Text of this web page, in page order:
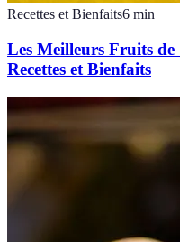
Recettes et Bienfaits6 min
Les Meilleurs Fruits de
Recettes et Bienfaits